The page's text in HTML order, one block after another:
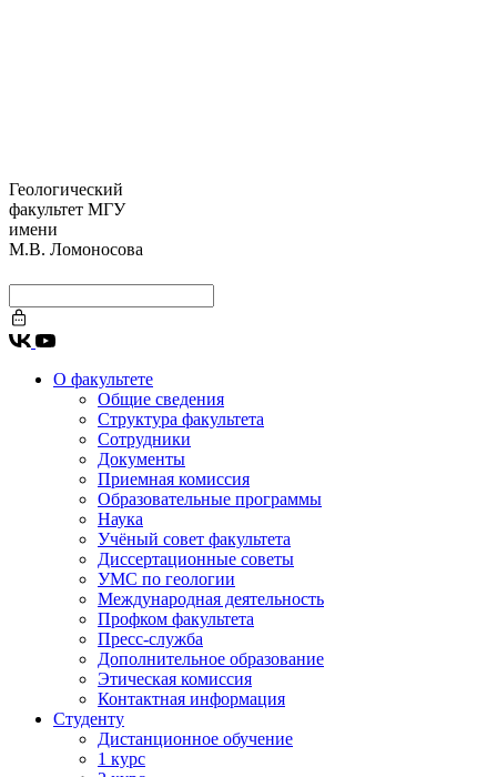
Геологический
факультет МГУ
имени
М.В. Ломоносова
О факультете
Общие сведения
Структура факультета
Сотрудники
Документы
Приемная комиссия
Образовательные программы
Наука
Учёный совет факультета
Диссертационные советы
УМС по геологии
Международная деятельность
Профком факультета
Пресс-служба
Дополнительное образование
Этическая комиссия
Контактная информация
Студенту
Дистанционное обучение
1 курс